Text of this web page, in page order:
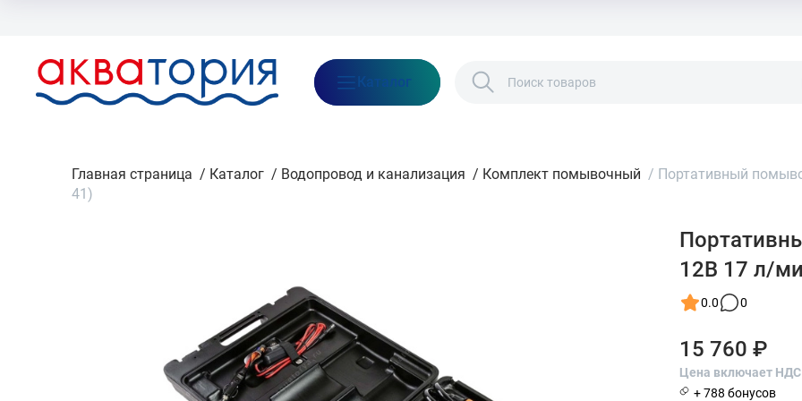
Каталог
Главная страница / Каталог / Водопровод и канализация / Комплект помывочный / Портативный
41)
12В 17 л/
0.0 0
15 760 ₽
Цена включает НДС
+ 788 бонусов